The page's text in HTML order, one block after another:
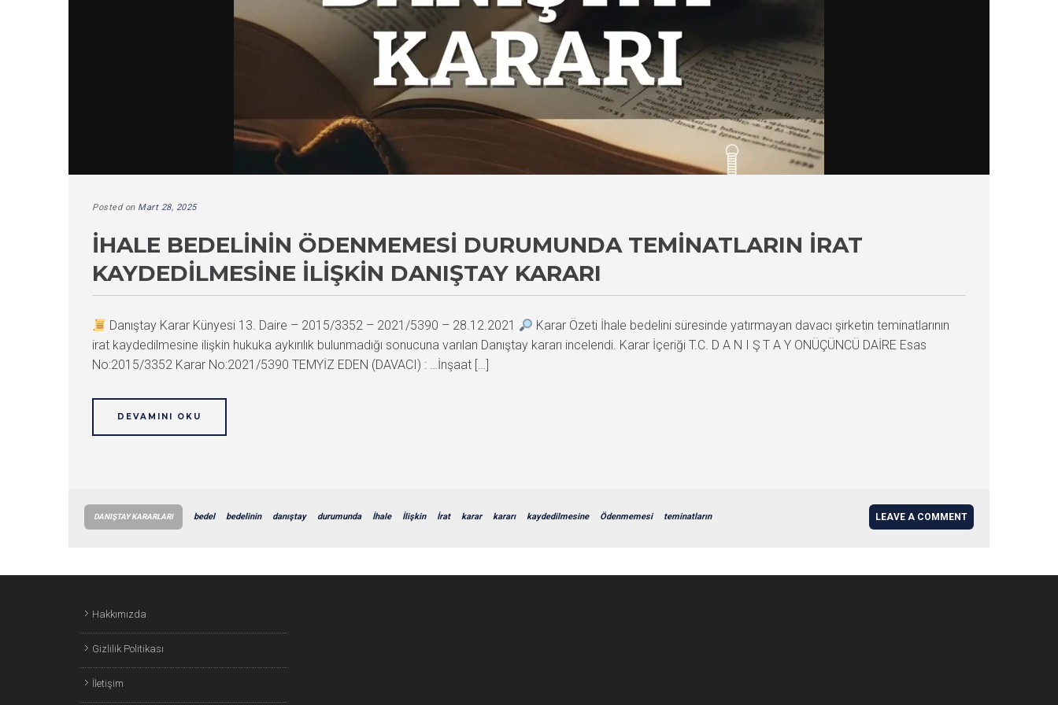
Posted on Mart 28, 2025
İHALE BEDELININ ÖDENMEMESI DURUMUNDA TEMINATLARIN İRAT
KAYDEDILMESINE İLIŞKIN DANIŞTAY KARARI
Danıştay Karar Künyesi 13. Daire – 2015/3352 – 2021/5390 – 28.12.2021
Karar Özeti İhale bedelini süresinde yatırmayan davacı şirketin teminatlarının
irat kaydedilmesine ilişkin hukuka aykırılık bulunmadığı sonucuna varılan Danıştay kararı incelendi. Karar İçeriği T.C. D A N I Ş T A Y ONÜÇÜNCÜ DAİRE Esas
No:2015/3352 Karar No:2021/5390 TEMYİZ EDEN (DAVACI) : …İnşaat […]
DEVAMINI OKU
DANIŞTAY KARARLARI bedel bedelinin danıştay durumunda İhale İlişkin İrat karar kararı kaydedilmesine Ödenmemesi teminatların LEAVE A COMMENT
Hakkımızda
Gizlilik Politikası
İletişim